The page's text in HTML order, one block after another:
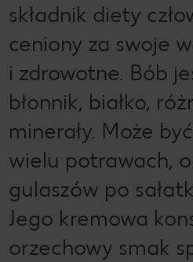
składnik diety
ceniony za swoje
i zdrowotne. Bób
błonnik, białko,
minerały. Może
wielu potrawach,
gulaszów po
Jego kremowa
orzechowy smak